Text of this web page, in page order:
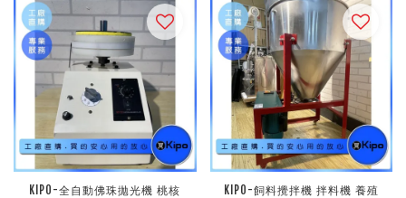
KIPO-全自動佛珠拋光機 桃核
KIPO-飼料攪拌機 拌料機 養殖